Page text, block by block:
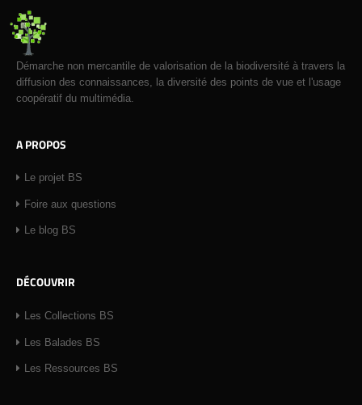
Démarche non mercantile de valorisation de la biodiversité à travers la
diffusion des connaissances, la diversité des points de vue et l'usage
coopératif du multimédia.
A PROPOS
Le projet BS
Foire aux questions
Le blog BS
DÉCOUVRIR
Les Collections BS
Les Balades BS
Les Ressources BS